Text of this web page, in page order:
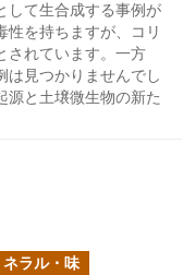
して生合成する事例が
性を持ちますが、コリ
されています。一方
は見つかりませんでし
源と土壌微生物の新た
ラル・味